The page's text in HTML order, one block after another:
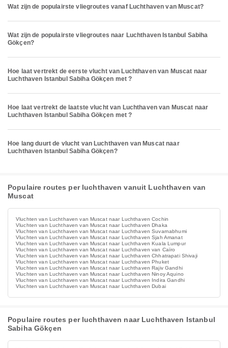
Wat zijn de populairste vliegroutes vanaf Luchthaven van Muscat?
Wat zijn de populairste vliegroutes naar Luchthaven Istanbul Sabiha
Gökçen?
Hoe laat vertrekt de eerste vlucht van Luchthaven van Muscat naar
Luchthaven Istanbul Sabiha Gökçen met ?
Hoe laat vertrekt de laatste vlucht van Luchthaven van Muscat naar
Luchthaven Istanbul Sabiha Gökçen met ?
Hoe lang duurt de vlucht van Luchthaven van Muscat naar
Luchthaven Istanbul Sabiha Gökçen?
Populaire routes per luchthaven vanuit Luchthaven van
Muscat
Vluchten van Luchthaven van Muscat naar Luchthaven Cochin
Vluchten van Luchthaven van Muscat naar Luchthaven Dhaka
Vluchten van Luchthaven van Muscat naar Luchthaven Suvarnabhumi
Vluchten van Luchthaven van Muscat naar Luchthaven Sjah Amanat
Vluchten van Luchthaven van Muscat naar Luchthaven Kuala Lumpur
Vluchten van Luchthaven van Muscat naar Luchthaven van Caïro
Vluchten van Luchthaven van Muscat naar Luchthaven Chhatrapati Shivaji
Vluchten van Luchthaven van Muscat naar Luchthaven Phuket
Vluchten van Luchthaven van Muscat naar Luchthaven Rajiv Gandhi
Vluchten van Luchthaven van Muscat naar Luchthaven Ninoy Aquino
Vluchten van Luchthaven van Muscat naar Luchthaven Indira Gandhi
Vluchten van Luchthaven van Muscat naar Luchthaven Dubai
Populaire routes per luchthaven naar Luchthaven Istanbul
Sabiha Gökçen